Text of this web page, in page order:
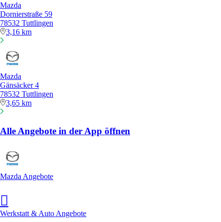
Mazda
Dornierstraße 59
78532 Tuttlingen
3,16 km
Mazda
Gänsäcker 4
78532 Tuttlingen
3,65 km
Alle Angebote in der App öffnen
Mazda Angebote
Werkstatt & Auto Angebote